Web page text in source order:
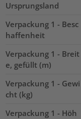
Ursprungsland
Verpackung 1 - Besc
haffenheit
Verpackung 1 - Breit
e, gefüllt (m)
Verpackung 1 - Gewi
cht (kg)
Verpackung 1 - Höh